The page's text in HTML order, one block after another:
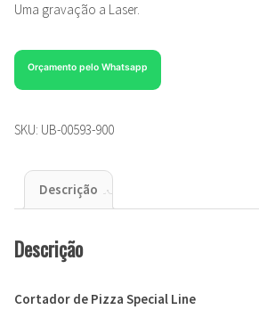
Uma gravação a Laser.
Orçamento pelo Whatsapp
SKU: UB-00593-900
Descrição
Descrição
Cortador de Pizza Special Line